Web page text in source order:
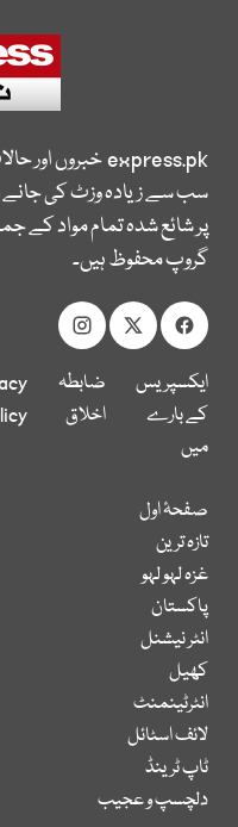
express.pkخبروں اور
سب سے زیادہ وزٹ کی
پر شائع شدہ تمام مواد کے
گروپ محفوظ ہیں۔
ایکسپریس
کے بارے
میں
ضابطہ
اخلاق
صفحۂ اول
تازہ ترین
غزہ لہو لہو
پاکستان
انٹر نیشنل
کھیل
انٹرٹینمنٹ
لائف اسٹائل
ٹاپ ٹرینڈ
دلچسپ و عجیب